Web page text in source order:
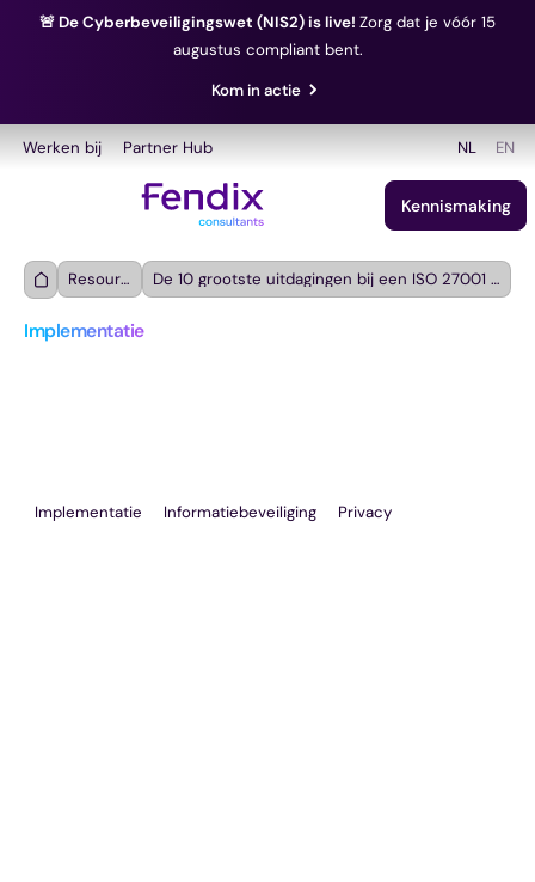
🚨 De Cyberbeveiligingswet (NIS2) is live! Zorg dat je vóór 15
augustus compliant bent.
Kom in actie
Werken bij Partner Hub NL EN
Kennismaking
Resources De 10 grootste uitdagingen bij een ISO 27001 implementatie
Implementatie
Implementatie Informatiebeveiliging Privacy